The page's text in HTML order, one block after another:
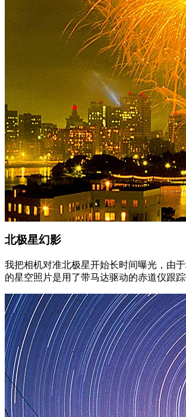
北极星幻影
我把相机对准北极星开始长时间曝光，由
的星空照片是用了带马达驱动的赤道仪跟